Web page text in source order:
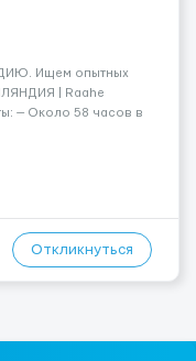
Ищем опытных
| Raahe
— Около 58 часов в
Откликнуться